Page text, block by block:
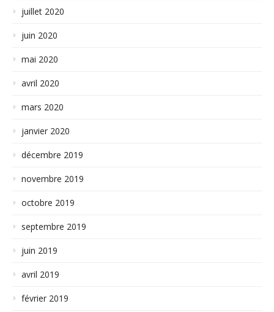
juillet 2020
juin 2020
mai 2020
avril 2020
mars 2020
janvier 2020
décembre 2019
novembre 2019
octobre 2019
septembre 2019
juin 2019
avril 2019
février 2019